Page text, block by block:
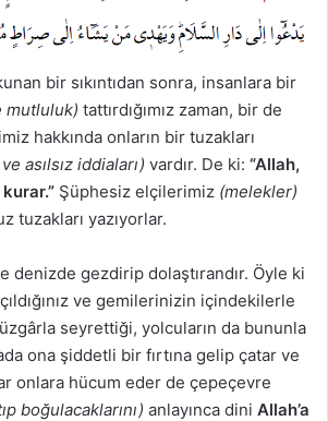
bir sıkıntıdan sonra, insanlara bir
mutluluk) tattırdığımız zaman, bir de
hakkında onların bir tuzakları
asılsız iddiaları) vardır. De ki: “Allah,
Şüphesiz elçilerimiz (melekler)
tuzakları yazıyorlar.
denizde gezdirip dolaştırandır. Öyle ki
ve gemilerinizin içindekilerle
seyrettiği, yolcuların da bununla
ona şiddetli bir fırtına gelip çatar ve
onlara hücum eder de çepeçevre
boğulacaklarını) anlayınca dini Allah’a